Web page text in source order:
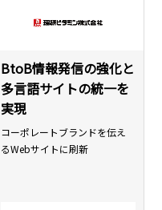
BtoB情報発信の強化と
多言語サイトの統一を
実現
コーポレートブランドを伝え
るWebサイトに刷新